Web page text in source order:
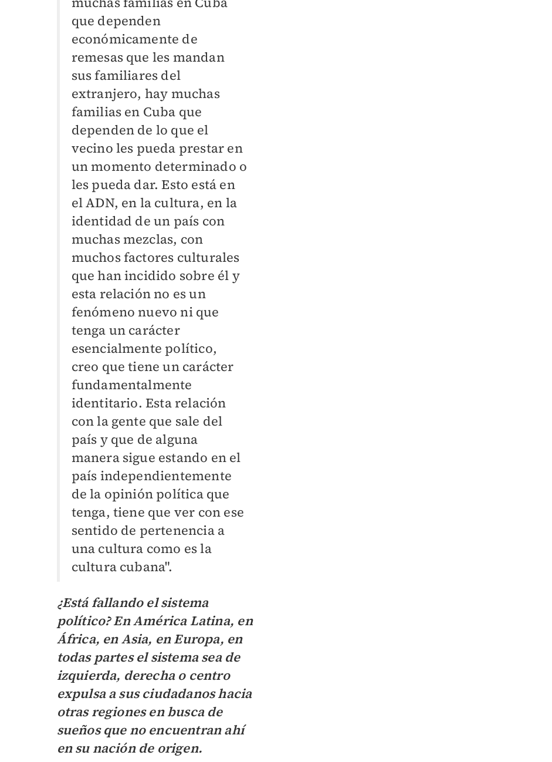
que dependen
económicamente de
remesas que les mandan
sus familiares del
extranjero, hay muchas
familias en Cuba que
dependen de lo que el
vecino les pueda prestar en
un momento determinado o
les pueda dar. Esto está en
el ADN, en la cultura, en la
identidad de un país con
muchas mezclas, con
muchos factores culturales
que han incidido sobre él y
esta relación no es un
fenómeno nuevo ni que
tenga un carácter
esencialmente político,
creo que tiene un carácter
fundamentalmente
identitario. Esta relación
con la gente que sale del
país y que de alguna
manera sigue estando en el
país independientemente
de la opinión política que
tenga, tiene que ver con ese
sentido de pertenencia a
una cultura como es la
cultura cubana".
¿Está fallando el sistema
político? En América Latina, en
África, en Asia, en Europa, en
todas partes el sistema sea de
izquierda, derecha o centro
expulsa a sus ciudadanos hacia
otras regiones en busca de
sueños que no encuentran ahí
en su nación de origen.